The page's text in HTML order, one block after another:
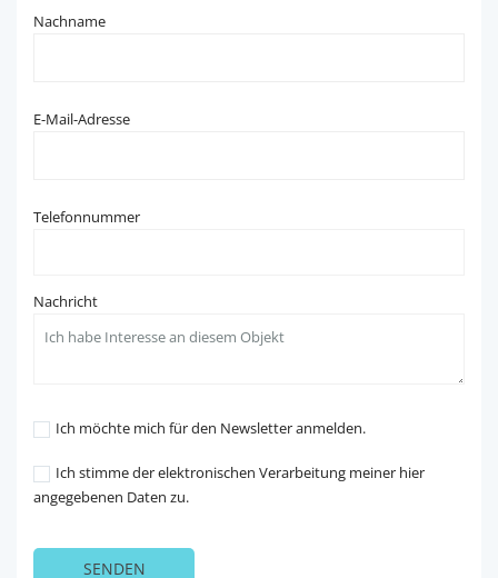
Nachname
E-Mail-Adresse
Telefonnummer
Nachricht
Ich möchte mich für den Newsletter anmelden.
Ich stimme der elektronischen Verarbeitung meiner hier
angegebenen Daten zu.